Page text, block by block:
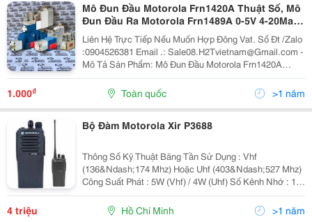
Mô Đun Đầu Motorola Frn1420A Thuật Số, Mô
Đun Đầu Ra Motorola Frn1489A 0-5V 4-20Ma
Analog, Mô Đun Dùng Cho 6Gk5 795-1Tr10-
0Aa6 Siemens
Liên Hệ Trực Tiếp Nếu Muốn Hợp Đông Vat. Số Đt /Zalo
:0904526381 Email .: Sale08.H2Tvietnam@Gmail.com -
Mô Tả Sản Phẩm: Mô Đun Đầu Motorola Frn1420A
Thuật Số, Mô Đun Đầu Ra Motorola Frn1489A 0-5V 4-
20Ma Analog, Mô Đun Dùng Cho 6Gk5...
1.000₫ Toàn quốc >1 năm
Bộ Đàm Motorola Xir P3688
Thông Số Kỹ Thuật Băng Tần Sử Dụng : Vhf
(136&Ndash;174 Mhz) Hoặc Uhf (403&Ndash;527 Mhz)
Công Suất Phát : 5W (Vhf) / 4W (Uhf) Số Kênh Nhớ : 16
Kênh Độ Nhạy Thu : Analog (12 Db Sinad): 0.30
&Micro;V Digital (5% Ber):...
4 triệu Hồ Chí Minh >1 năm